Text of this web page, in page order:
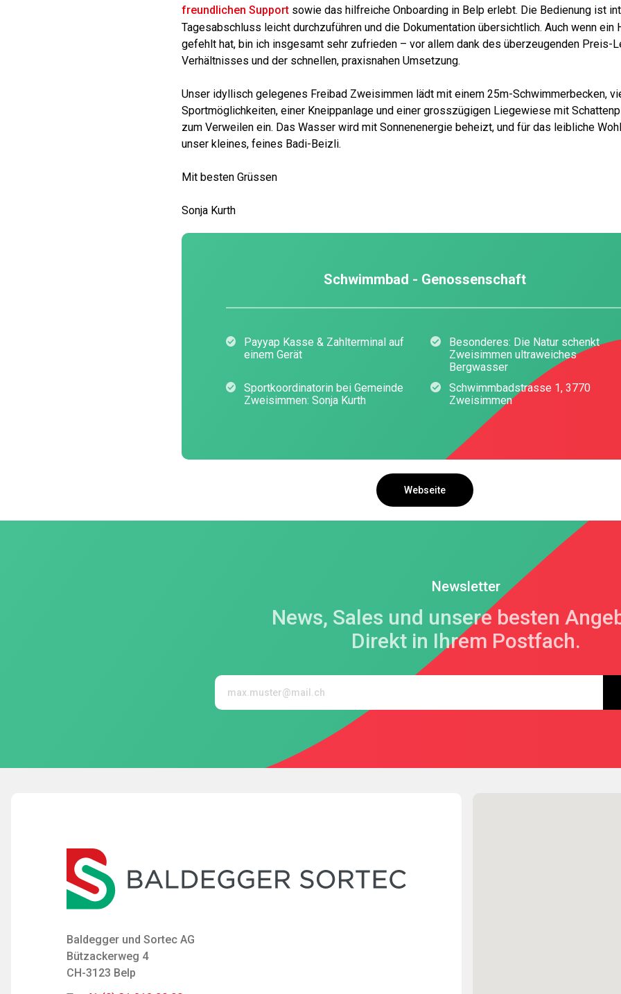
freundlichen Supportsowie das hilfreiche Onboarding in Belp erlebt. Die Bedienung ist
Tagesabschluss leicht durchzuführen und die Dokumentation übersichtlich. Auch wenn ein
gefehlt hat, bin ich insgesamt sehr zufrieden – vor allem dank des überzeugenden Preis-
Verhältnisses und der schnellen, praxisnahen Umsetzung.
Unser idyllisch gelegenes Freibad Zweisimmen lädt mit einem 25m-Schwimmerbecken,
Sportmöglichkeiten, einer Kneippanlage und einer grosszügigen Liegewiese mit
zum Verweilen ein. Das Wasser wird mit Sonnenenergie beheizt, und für das leibliche
unser kleines, feines Badi-Beizli.
Mit besten Grüssen
Sonja Kurth
Schwimmbad - Genossenschaft
Payyap Kasse & Zahlterminal auf
einem Gerät
Besonderes: Die Natur schenkt
Zweisimmen ultraweiches
Bergwasser
Sportkoordinatorin bei Gemeinde
Zweisimmen: Sonja Kurth
Schwimmbadstrasse 1, 3770
Zweisimmen
Webseite
Newsletter
News, Sales und unsere besten
Direkt in Ihrem Postfach.
Baldegger und Sortec AG
Bützackerweg 4
CH-3123 Belp